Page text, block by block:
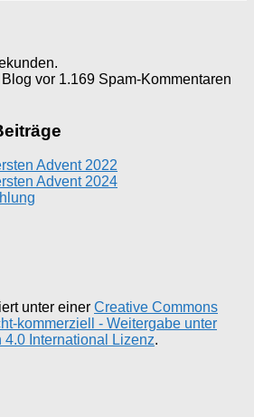
Blog vor 1.169 Spam-Kommentaren
Advent 2022
Advent 2024
unter einer Creative Commons
kommerziell - Weitergabe unter
International Lizenz.